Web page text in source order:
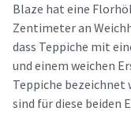
Blaze hat eine
Zentimeter an
dass Teppiche mit
und einem weichen
Teppiche bezeichnet
sind für diese beiden